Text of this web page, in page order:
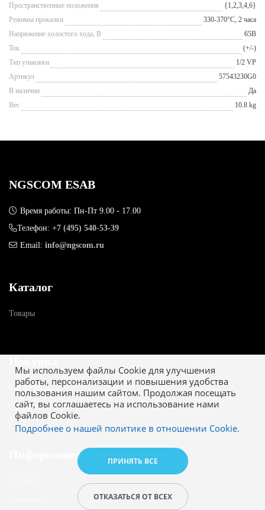
Пространственные положения
{1,2,3,4,6}
Режимы прокалки
330-370°С, 2 часа
Напряжение холостого хода, В
65В
Ток
(+/-)
Тип упаковки
1/2 VP
Артикул
57543230G0
В наличии
Да
Вес
10.8 kg
Мы используем файлы Cookie для улучшения
работы, персонализации и повышения удобства
пользования нашим сайтом. Продолжая посещать
сайт, вы соглашаетесь на использование нами
файлов Cookie.
Подробнее о нашей политике в отношении Cookie.
ПРИНЯТЬ ВСЕ
ОТКАЗАТЬСЯ ОТ ВСЕХ
NGSCOM ESAB
Время работы: Пн-Пт 9.00 - 17.00
Телефон: +7 (495) 540-53-39
Email: info@ngscom.ru
Каталог
Товары
Как купить
Гарантия
Информация